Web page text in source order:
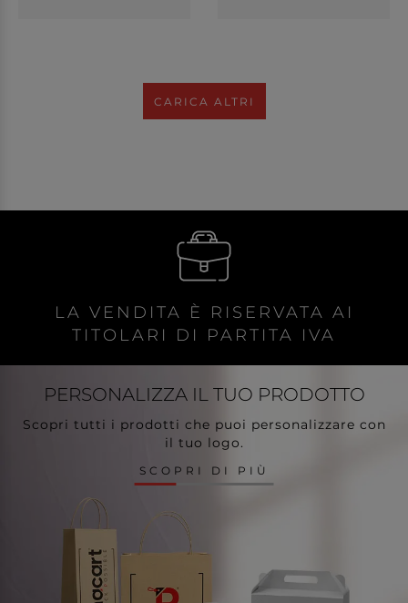
CARICA ALTRI
LA VENDITA È RISERVATA AI
TITOLARI DI PARTITA IVA
PERSONALIZZA IL TUO PRODOTTO
Scopri tutti i prodotti che puoi personalizzare con
il tuo logo.
SCOPRI DI PIÙ